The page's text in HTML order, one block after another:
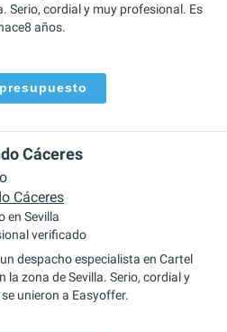
Serio, cordial y muy profesional. Es
años.
Cáceres
Cáceres
en Sevilla
verificado
despacho especialista en Cartel
la zona de Sevilla. Serio, cordial y
unieron a Easyoffer.